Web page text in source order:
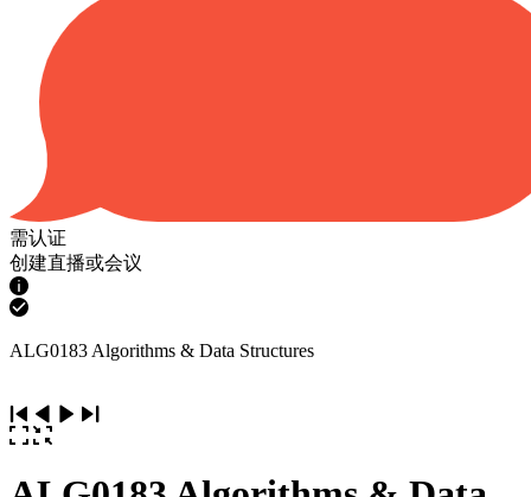
需认证
创建直播或会议
ALG0183 Algorithms & Data Structures